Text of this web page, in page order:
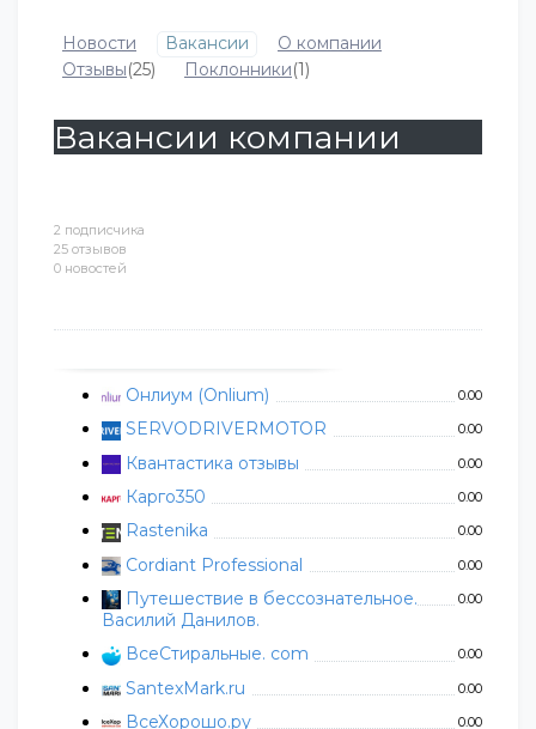
2 подписчика
25 отзывов
0 новостей
Онлиум (Onlium) 0.00
SERVODRIVERMOTOR 0.00
Квантастика отзывы 0.00
Карго350 0.00
Rastenika 0.00
Cordiant Professional 0.00
Путешествие в бессознательное.
Василий Данилов.
0.00
ВсеСтиральные. com 0.00
SantexMark.ru 0.00
ВсеХорошо.ру 0.00
Новости Вакансии
О компании
Отзывы(25) Поклонники(1)
Вакансии компании